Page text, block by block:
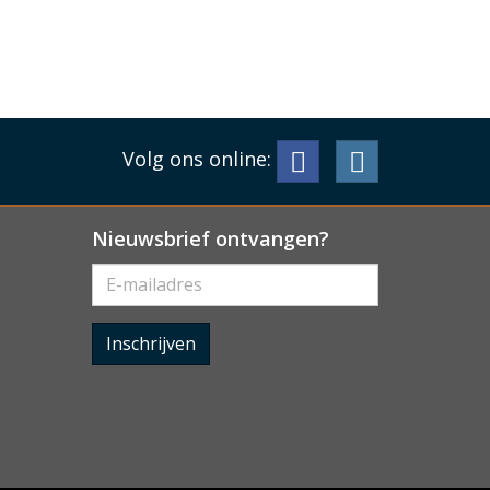
Volg ons online:
Nieuwsbrief ontvangen?
Inschrijven